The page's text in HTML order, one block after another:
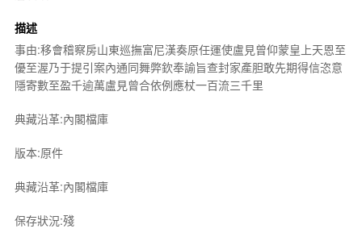
描述
事由:移會稽察房山東巡撫富尼漢奏原任運使盧見曾仰蒙皇上天恩至
優至渥乃于提引案內通同舞弊欽奉諭旨查封家產胆敢先期得信恣意
隱寄數至盈千逾萬盧見曾合依例應杖一百流三千里
典藏沿革:內閣檔庫
版本:原件
典藏沿革:內閣檔庫
保存狀況:殘